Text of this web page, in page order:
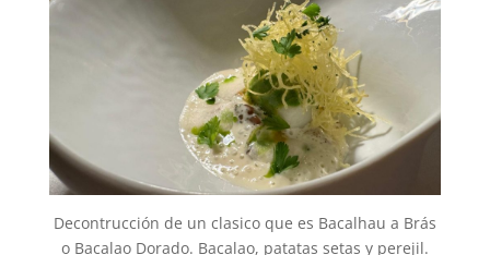
Decontrucción de un clasico que es Bacalhau a Brás
o Bacalao Dorado. Bacalao, patatas setas y perejil.